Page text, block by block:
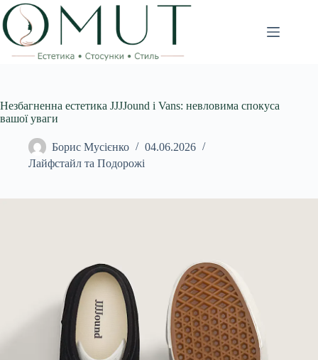
Перейти
до
вмісту
Незбагненна естетика JJJJound і Vans: невловима спокуса
вашої уваги
Борис Мусієнко
04.06.2026
Лайфстайл та Подорожі